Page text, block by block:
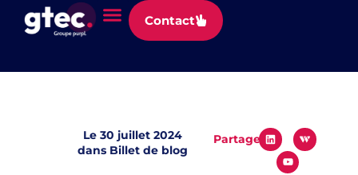
Panneau de gestion des cookies
Contact
Le30 juillet 2024
dans Billet de blog
Partager